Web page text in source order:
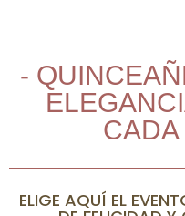
-
ELIGE AQUÍ EL